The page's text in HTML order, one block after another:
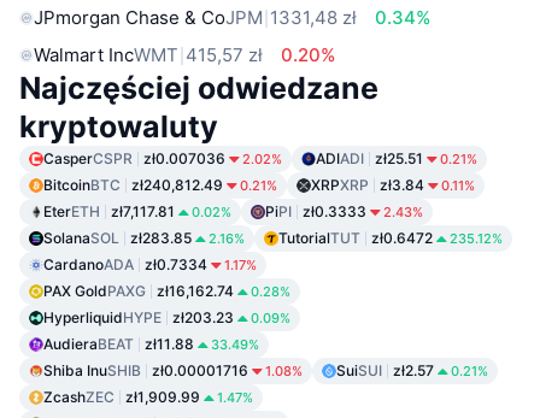
JPmorgan Chase & CoJPM 1331,48 zł
0.34%
Walmart IncWMT 415,57 zł 0.20%
Najczęściej odwiedzane
kryptowaluty
CasperCSPR zł0.007036 2.02% ADIADI zł25.51 0.21%
BitcoinBTC zł240,812.49 0.21% XRPXRP zł3.84 0.11%
EterETH zł7,117.81 0.02% PiPI zł0.3333 2.43%
SolanaSOL zł283.85 2.16% TutorialTUT zł0.6472 235.12%
CardanoADA zł0.7334 1.17%
PAX GoldPAXG zł16,162.74 0.28%
HyperliquidHYPE zł203.23 0.09%
AudieraBEAT zł11.88 33.49%
Shiba InuSHIB zł0.00001716 1.08% SuiSUI zł2.57 0.21%
ZcashZEC zł1,909.99 1.47%